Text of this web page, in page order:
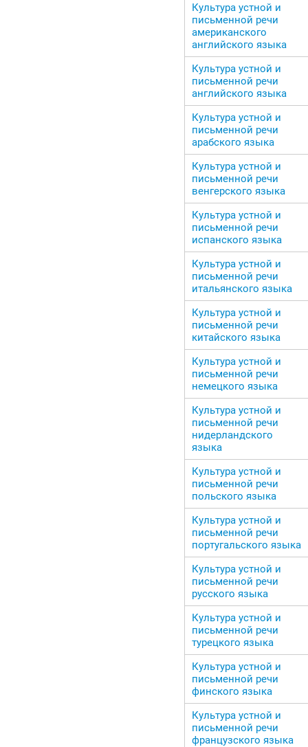
Культура устной и
письменной речи
американского
английского языка
Культура устной и
письменной речи
английского языка
Культура устной и
письменной речи
арабского языка
Культура устной и
письменной речи
венгерского языка
Культура устной и
письменной речи
испанского языка
Культура устной и
письменной речи
итальянского языка
Культура устной и
письменной речи
китайского языка
Культура устной и
письменной речи
немецкого языка
Культура устной и
письменной речи
нидерландского
языка
Культура устной и
письменной речи
польского языка
Культура устной и
письменной речи
португальского языка
Культура устной и
письменной речи
русского языка
Культура устной и
письменной речи
турецкого языка
Культура устной и
письменной речи
финского языка
Культура устной и
письменной речи
французского языка